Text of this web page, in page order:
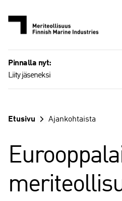
sisältöön
Pinnalla nyt:
Liity jäseneksi
Etusivu Ajankohtaista